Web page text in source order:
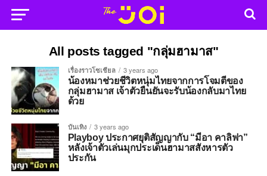
All posts tagged "กลุ่มฮามาส"
เรื่องราวโซเชียล 3 years ago
น้องหมาช่วยชีวิตหนุ่มไทยจากการโจมตีของ
กลุ่มฮามาส เจ้าตัวยืนยันจะรับน้องกลับมาไทย
ด้วย
บันเทิง 3 years ago
Playboy ประกาศยุติสัญญากับ “มีอา คาลิฟา”
หลังเจ้าตัวเล่นมุกประเด็นฮามาสสังหารตัว
ประกัน